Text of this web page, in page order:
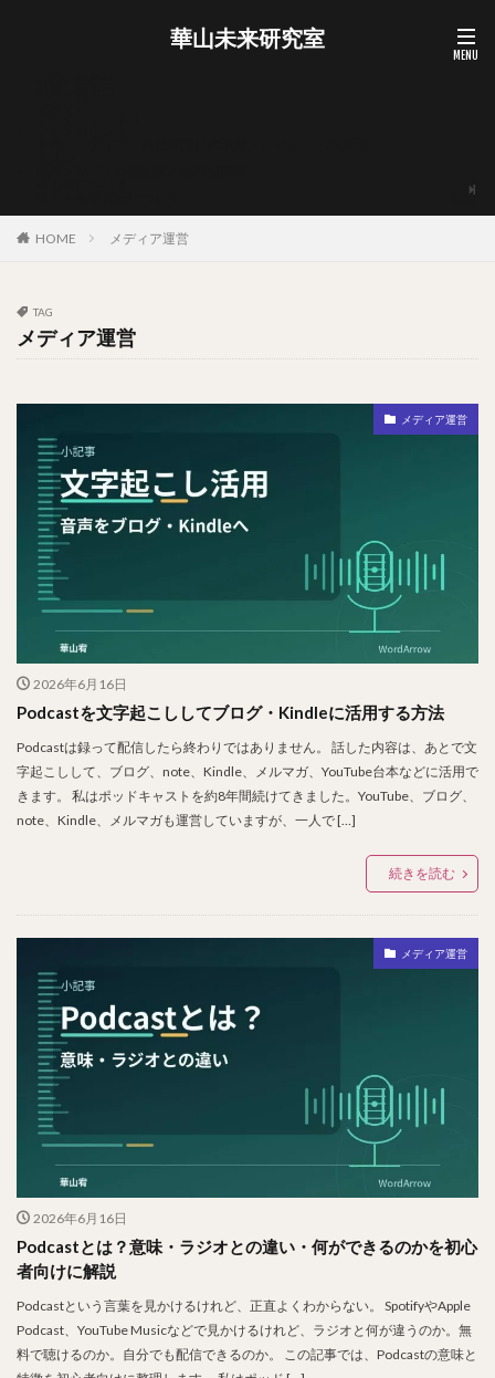
華山未来研究室
HOME メディア運営
TAG
メディア運営
メディア運営
2026年6月16日
Podcastを文字起こししてブログ・Kindleに活用する方法
Podcastは録って配信したら終わりではありません。 話した内容は、あとで文
字起こしして、ブログ、note、Kindle、メルマガ、YouTube台本などに活用で
きます。 私はポッドキャストを約8年間続けてきました。YouTube、ブログ、
note、Kindle、メルマガも運営していますが、一人で […]
続きを読む
メディア運営
2026年6月16日
Podcastとは？意味・ラジオとの違い・何ができるのかを初心
者向けに解説
Podcastという言葉を見かけるけれど、正直よくわからない。 SpotifyやApple
Podcast、YouTube Musicなどで見かけるけれど、ラジオと何が違うのか。無
料で聴けるのか。自分でも配信できるのか。 この記事では、Podcastの意味と